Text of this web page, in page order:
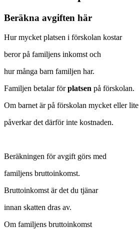
Beräkna avgiften här
Hur mycket platsen i förskolan kostar
beror på familjens inkomst och
hur många barn familjen har.
Familjen betalar förplatsen på förskolan.
Om barnet är på förskolan mycket eller lite
påverkar det därför inte kostnaden.
Beräkningen för avgift görs med
familjens bruttoinkomst.
Bruttoinkomst är det du tjänar
innan skatten dras av.
Om familjens bruttoinkomst